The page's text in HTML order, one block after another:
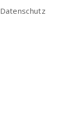
Datenschutz